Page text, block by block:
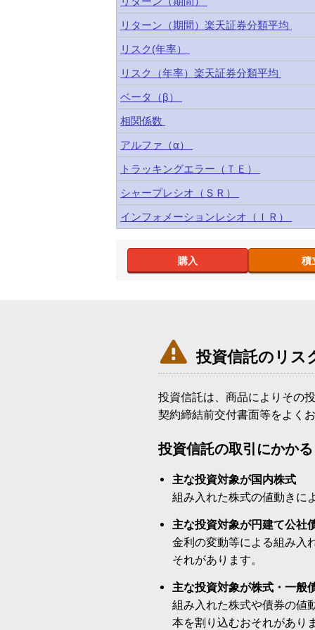
リターン（期間）楽天証券分類平均
リスク(年率）
リスク（年率）楽天証券分類平均
ベータ（β）
相関係数
アルファ（α）
トラッキングエラー（ＴＥ）
シャープレシオ（ＳＲ）
インフォメーションレシオ（ＩＲ）
購入 積
 投資信託のリス
投資信託は、商品によりその
契約締結前交付書面等をよく
投資信託の取引にかか
主な投資対象が国内株式
組み入れた株式の値動きに
主な投資対象が円建て公社
金利の変動等による組み入
それがあります。
主な投資対象が株式・一般
組み入れた株式や債券の値
本を割り込むおそれがあり